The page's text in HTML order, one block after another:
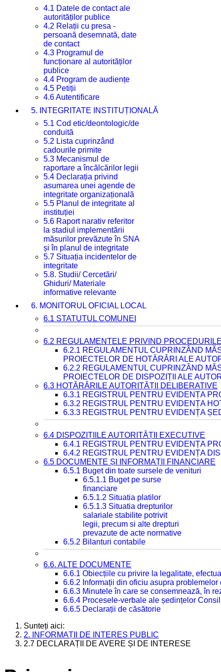
4.1 Datele de contact ale
autorităților publice
4.2 Relații cu presa -
persoană desemnată, date
de contact
4.3 Programul de
funcționare al autorităților
publice
4.4 Program de audiențe
4.5 Petiții
4.6 Autentificare
5. INTEGRITATE INSTITUȚIONALĂ
5.1 Cod etic/deontologic/de
conduită
5.2 Lista cuprinzând
cadourile primite
5.3 Mecanismul de
raportare a încălcărilor legii
5.4 Declarația privind
asumarea unei agende de
integritate organizațională
5.5 Planul de integritate al
instituției
5.6 Raport narativ referitor
la stadiul implementării
măsurilor prevăzute în SNA
și în planul de integritate
5.7 Situația incidentelor de
integritate
5.8. Studii/ Cercetări/
Ghiduri/ Materiale
informative relevante
6. MONITORUL OFICIAL LOCAL
6.1 STATUTUL COMUNEI
6.2 REGULAMENTELE PRIVIND
6.2.1 REGULAMENTUL CUPRINZÂND
PROIECTELOR DE HOTĂRÂRI ALE
6.2.2 REGULAMENTUL CUPRINZÂND
PROIECTELOR DE DISPOZIȚII ALE
6.3 HOTĂRÂRILE AUTORITĂȚII DELIBERATIVE
6.3.1 REGISTRUL PENTRU EVIDENȚA
6.3.2 REGISTRUL PENTRU EVIDENȚA
6.3.3 REGISTRUL PENTRU EVIDENȚA
6.4 DISPOZIȚIILE AUTORITĂȚII EXECUTIVE
6.4.1 REGISTRUL PENTRU EVIDENȚA
6.4.2 REGISTRUL PENTRU EVIDENȚA
6.5 DOCUMENTE ȘI INFORMAȚII FINANCIARE
6.5.1 Buget din toate sursele de venituri
6.5.1.1 Buget pe surse
financiare
6.5.1.2 Situatia platilor
6.5.1.3 Situatia drepturilor
salariale stabilite potrivit
legii, precum si alte drepturi
prevazute de acte normative
6.5.2 Bilanturi contabile
6.6. ALTE DOCUMENTE
6.6.1 Obiecțiile cu privire la legalitate,
6.6.2 Informații din oficiu asupra
6.6.3 Minutele în care se consemnează, în
6.6.4 Procesele-verbale ale ședințelor
6.6.5 Declarații de căsătorie
Sunteți aici:
2. INFORMAȚII DE INTERES PUBLIC
2.7 DECLARAȚII DE AVERE ȘI DE INTERESE